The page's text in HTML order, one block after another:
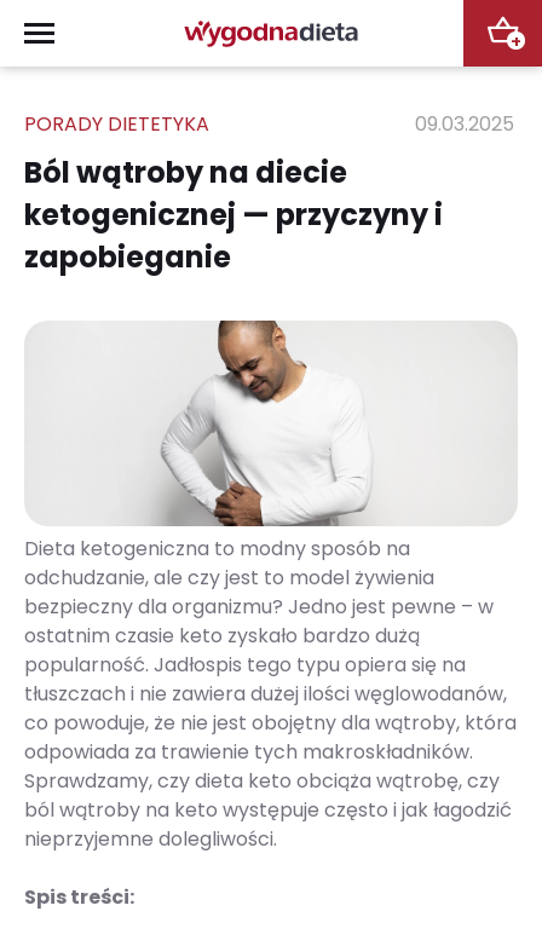
+
PORADY DIETETYKA 09.03.2025
Ból wątroby na diecie
ketogenicznej — przyczyny i
zapobieganie
Dieta ketogeniczna to modny sposób na
odchudzanie, ale czy jest to model żywienia
bezpieczny dla organizmu? Jedno jest pewne – w
ostatnim czasie keto zyskało bardzo dużą
popularność. Jadłospis tego typu opiera się na
tłuszczach i nie zawiera dużej ilości węglowodanów,
co powoduje, że nie jest obojętny dla wątroby, która
odpowiada za trawienie tych makroskładników.
Sprawdzamy, czy dieta keto obciąża wątrobę, czy
ból wątroby na keto występuje często i jak łagodzić
nieprzyjemne dolegliwości.
Spis treści: